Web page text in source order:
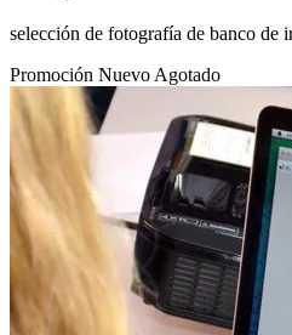
selección de fotografía de banco de
Promoción Nuevo Agotado